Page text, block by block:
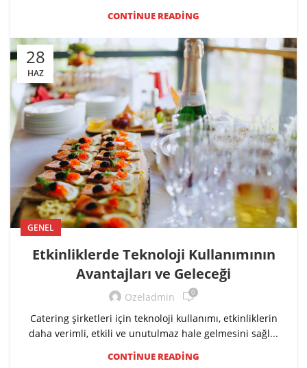
CONTINUE READING
28
HAZ
GENEL
Etkinliklerde Teknoloji Kullanımının
Avantajları ve Geleceği
Ozeladmin 0
Catering şirketleri için teknoloji kullanımı, etkinliklerin
daha verimli, etkili ve unutulmaz hale gelmesini sağl...
CONTINUE READING